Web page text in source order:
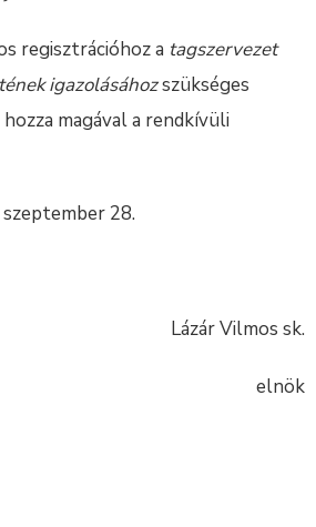
regisztrációhoz a tagszervezet
igazolásáhozszükséges
magával a rendkívüli
28.
Lázár Vilmos sk.
elnök